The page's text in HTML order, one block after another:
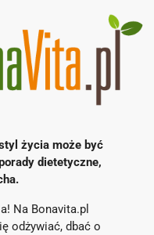
życia może być
dietetyczne,
Na Bonavita.pl
odżywiać, dbać o